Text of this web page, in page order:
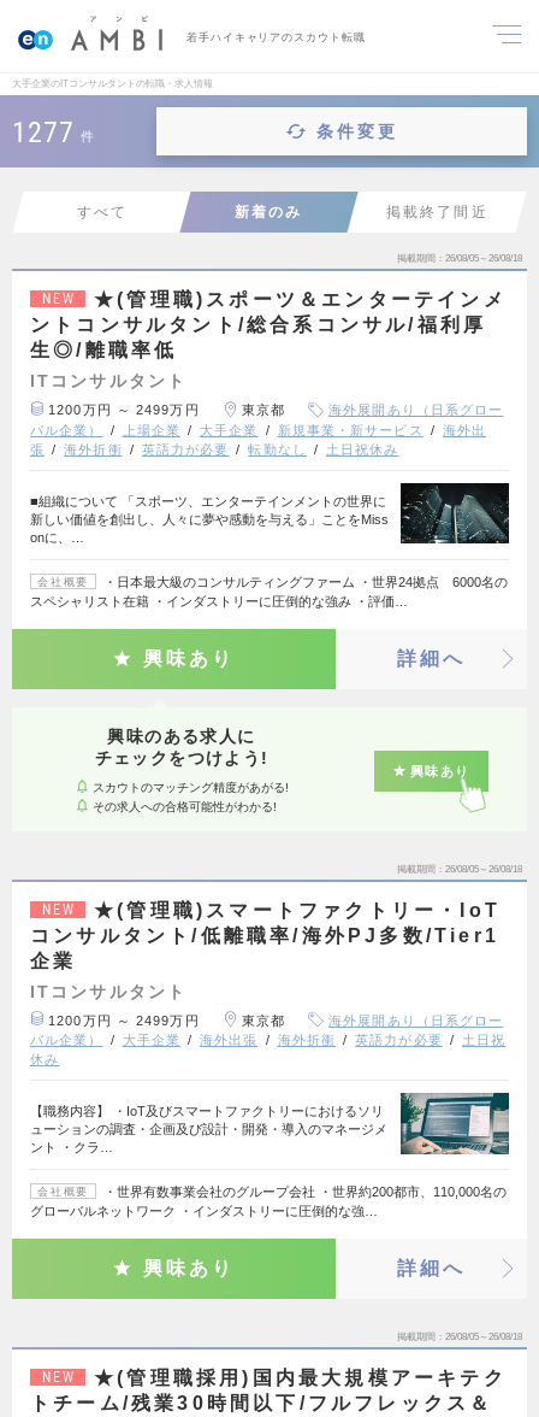
若手ハイキャリアのスカウト転職
大手企業のITコンサルタントの転職・求人情報
1277 件 条件変更
すべて 新着のみ 掲載終了間近
掲載期間 26/08/05～26/08/18
NEW
★(管理職)スポーツ＆エンターテインメ
ントコンサルタント/総合系コンサル/福利厚
生◎/離職率低
ITコンサルタント
1200万円 ～ 2499万円 東京都
海外展開あり（日系グロー
バル企業）
上場企業 大手企業 新規事業・新サービス
海外出
張
海外折衝 英語力が必要 転勤なし 土日祝休み
■組織について 「スポーツ、エンターテインメントの世界に
新しい価値を創出し、人々に夢や感動を与える」ことをMiss
onに、…
会社概要
・日本最大級のコンサルティングファーム ・世界24拠点 6000名の
スペシャリスト在籍 ・インダストリーに圧倒的な強み ・評価…
興味あり 詳細へ
興味のある求人に
チェックをつけよう!
スカウトのマッチング精度があがる!
その求人への合格可能性がわかる!
興味あり
掲載期間 26/08/05～26/08/18
NEW
★(管理職)スマートファクトリー・IoT
コンサルタント/低離職率/海外PJ多数/Tier1
企業
ITコンサルタント
1200万円 ～ 2499万円 東京都
海外展開あり（日系グロー
バル企業）
大手企業 海外出張 海外折衝 英語力が必要
土日祝
休み
【職務内容】 ・IoT及びスマートファクトリーにおけるソリ
ューションの調査・企画及び設計・開発・導入のマネージメ
ント ・クラ…
会社概要
・世界有数事業会社のグループ会社 ・世界約200都市、110,000名の
グローバルネットワーク ・インダストリーに圧倒的な強…
興味あり 詳細へ
掲載期間 26/08/05～26/08/18
NEW
★(管理職採用)国内最大規模アーキテク
トチーム/残業30時間以下/フルフレックス＆